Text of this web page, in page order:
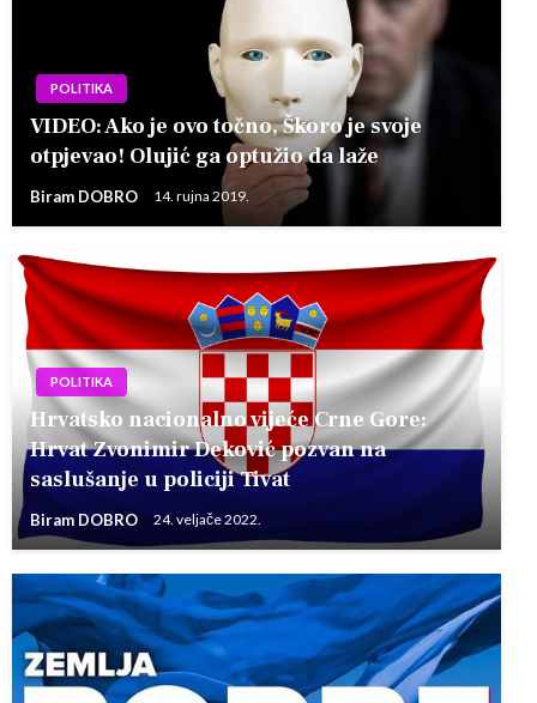
POLITIKA
VIDEO: Ako je ovo točno, Škoro je svoje
otpjevao! Olujić ga optužio da laže
Biram DOBRO 14. rujna 2019.
POLITIKA
Hrvatsko nacionalno vijeće Crne Gore:
Hrvat Zvonimir Deković pozvan na
saslušanje u policiji Tivat
Biram DOBRO 24. veljače 2022.